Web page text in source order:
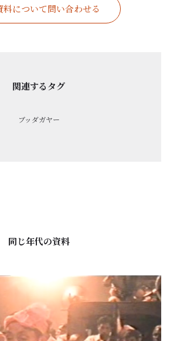
料について問い合わせる
関連するタグ
ブッダガヤー
同じ年代の資料